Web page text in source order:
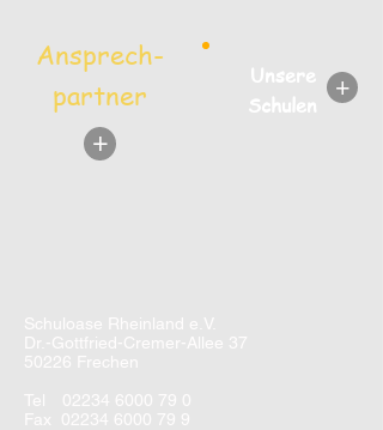
Ansprech-
partner
+
+
Unsere
Schulen
Schuloase Rheinland e.V.
Dr.-Gottfried-Cremer-Allee 37
50226 Frechen
Tel
02234 6000 79 0
Fax 02234 6000 79 9